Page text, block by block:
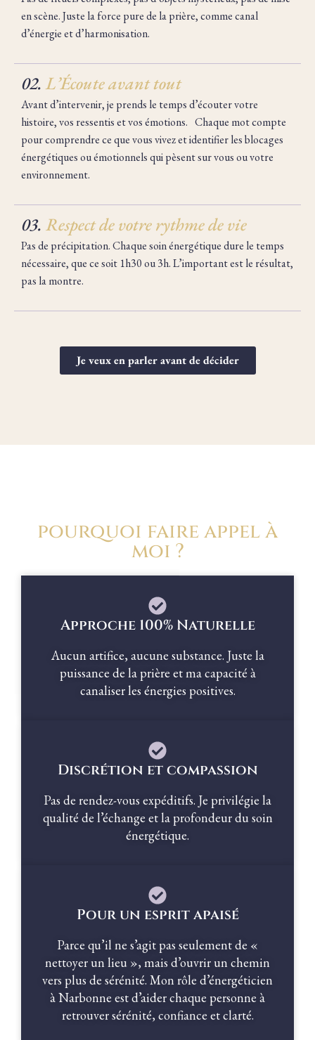
en scène. Juste la force pure de la prière, comme canal
d’énergie et d’harmonisation.
02.L’Écoute avant tout
Avant d’intervenir, je prends le temps d’écouter votre
histoire, vos ressentis et vos émotions. Chaque mot compte
pour comprendre ce que vous vivez et identifier les blocages
énergétiques ou émotionnels qui pèsent sur vous ou votre
environnement.
03. Respect de votre rythme de vie
Pas de précipitation. Chaque soin énergétique dure le temps
nécessaire, que ce soit 1h30 ou 3h. L’important est le résultat,
pas la montre.
Je veux en parler avant de décider
pourquoi faire appel à
moi ?
Approche 100% Naturelle
Aucun artifice, aucune substance. Juste la
puissance de la prière et ma capacité à
canaliser les énergies positives.
Discrétion et compassion
Pas de rendez-vous expéditifs. Je privilégie la
qualité de l’échange et la profondeur du soin
énergétique.
Pour un esprit apaisé
Parce qu’il ne s’agit pas seulement de «
nettoyer un lieu », mais d’ouvrir un chemin
vers plus de sérénité. Mon rôle d’énergéticien
à Narbonne est d’aider chaque personne à
retrouver sérénité, confiance et clarté.